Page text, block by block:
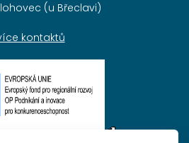
(u Břeclavi)
kontaktů